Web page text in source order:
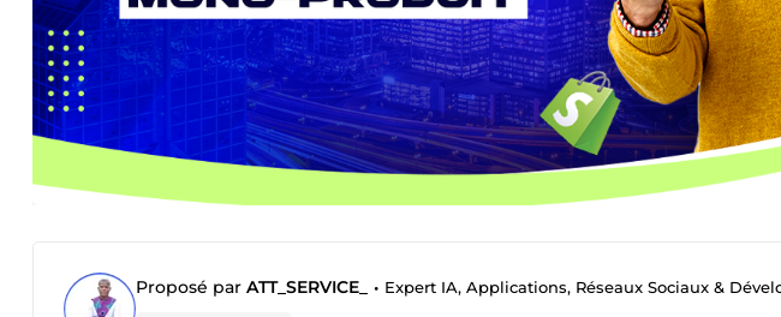
Proposé par ATT_SERVICE_ • Expert IA, Applications, Réseaux Sociaux &